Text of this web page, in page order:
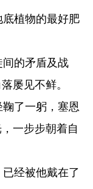
植物的最好肥
的矛盾及战
屡见不鲜。
了一躬，塞恩
一步步朝着自
经被他戴在了